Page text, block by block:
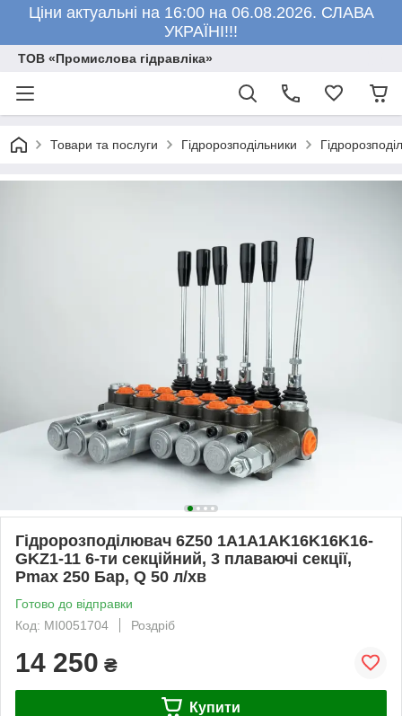
Ціни актуальні на 16:00 на 06.08.2026. СЛАВА
УКРАЇНІ!!!
ТОВ «Промислова гідравліка»
Товари та послуги Гідророзподільники
Гідророзподілювач 6Z50 1A1A1AK16K16K16-
GKZ1-11 6-ти секційний, 3 плаваючі секції,
Pmax 250 Бар, Q 50 л/хв
Готово до відправки
Код: MI0051704
Роздріб
14 250 ₴
Купити